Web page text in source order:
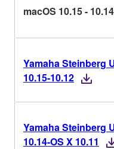
macOS 10.15 - 10.14
Yamaha Steinberg
10.15-10.12
Yamaha Steinberg
10.14-OS X 10.11